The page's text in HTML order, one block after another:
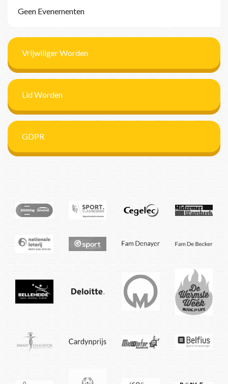
Geen Evenementen
Vrijwiliger Worden
Lid Worden
GDPR